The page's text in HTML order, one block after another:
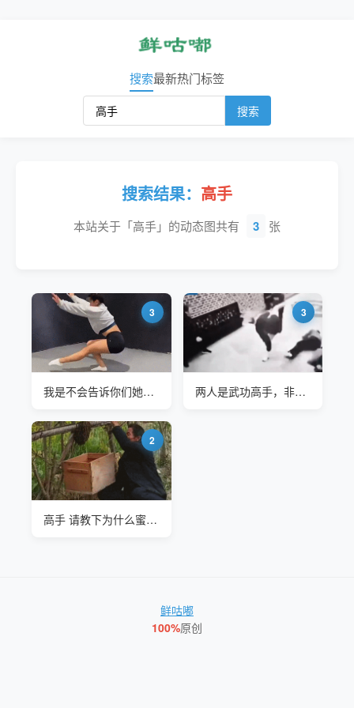
搜索最新热门标签
搜索
搜索结果： 高手
本站关于「高手」的动态图共有 3 张
3
我是不会告诉你们她的视频号叫“姐姐的姐姐”的
3
两人是武功高手，非常的厉害
2
高手 请教下为什么蜜蜂不蛰你的
鲜咕嘟
100%原创